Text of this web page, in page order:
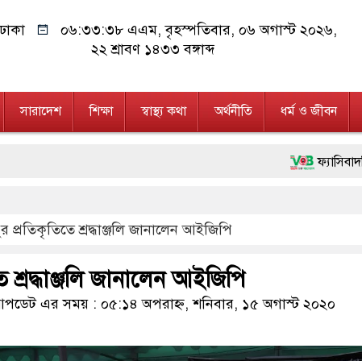
০৬:৩৩:৩৯ এএম, বৃহস্পতিবার, ০৬ অগাস্ট ২০২৬,
২২ শ্রাবণ ১৪৩৩ বঙ্গাব্দ
সারাদেশ শিক্ষা স্বাস্থ্য কথা অর্থনীতি ধর্ম ও জীবন
ফ্যাসিবাদবিরোধী
জনগণ পরিবর্তন
২৮ লাখ টাকার জাল
নেতৃত্ব ও গণতন্ত্রের
অবৈধ বিদেশি পিস্তল,
প্রতিকৃতিতে শ্রদ্ধাঞ্জলি জানালেন আইজিপি
শ্রদ্ধাঞ্জলি জানালেন আইজিপি
এর সময় : ০৫:১৪ অপরাহ্ন, শনিবার, ১৫ অগাস্ট ২০২০